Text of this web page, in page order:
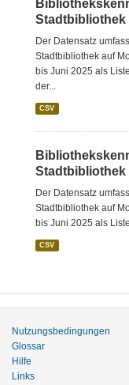
Stadtbibliothek
Der Datensatz
Stadtbibliothek auf
bis Juni 2025 als
der...
CSV
Stadtbibliothek
Der Datensatz
Stadtbibliothek auf
bis Juni 2025 als
CSV
Nutzungsbedingungen
Glossar
Hilfe
Links